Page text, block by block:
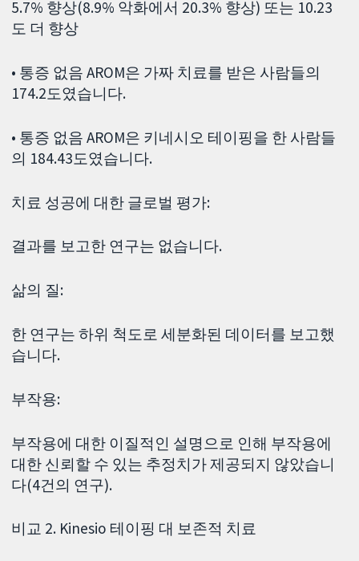
5.7% 향상(8.9% 악화에서 20.3% 향상) 또는 10.23
도 더 향상
• 통증 없음 AROM은 가짜 치료를 받은 사람들의
174.2도였습니다.
• 통증 없음 AROM은 키네시오 테이핑을 한 사람들
의 184.43도였습니다.
치료 성공에 대한 글로벌 평가:
결과를 보고한 연구는 없습니다.
삶의 질:
한 연구는 하위 척도로 세분화된 데이터를 보고했
습니다.
부작용:
부작용에 대한 이질적인 설명으로 인해 부작용에
대한 신뢰할 수 있는 추정치가 제공되지 않았습니
다(4건의 연구).
비교 2. Kinesio 테이핑 대 보존적 치료